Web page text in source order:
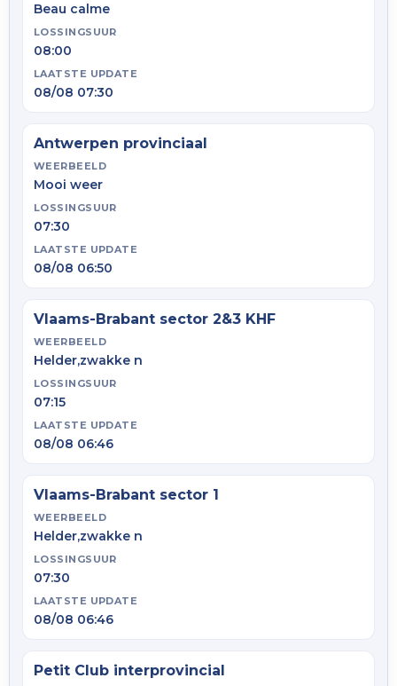
Beau calme
LOSSINGSUUR
08:00
LAATSTE UPDATE
08/08 07:30
Antwerpen provinciaal
WEERBEELD
Mooi weer
LOSSINGSUUR
07:30
LAATSTE UPDATE
08/08 06:50
Vlaams-Brabant sector 2&3 KHF
WEERBEELD
Helder,zwakke n
LOSSINGSUUR
07:15
LAATSTE UPDATE
08/08 06:46
Vlaams-Brabant sector 1
WEERBEELD
Helder,zwakke n
LOSSINGSUUR
07:30
LAATSTE UPDATE
08/08 06:46
Petit Club interprovincial